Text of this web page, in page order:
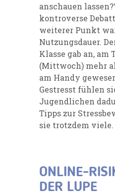
anschauen
kontroverse
weiterer Punkt
Nutzungsdauer.
Klasse gab an, am
(Mittwoch) mehr
am Handy
Gestresst fühlen
Jugendlichen
Tipps zur
sie trotzdem viele.
ONLINE-
DER LUPE